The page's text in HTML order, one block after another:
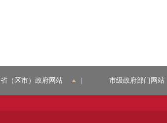
省（区市）政府网站 市级政府部门网站